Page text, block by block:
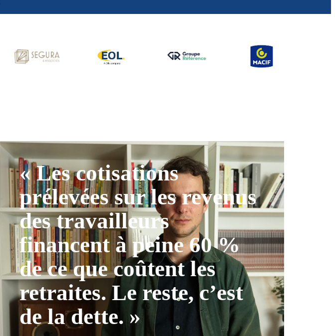
« Les cotisations
prélevées sur les revenus
des travailleurs
financent à peine 60 %
de ce que coûtent les
retraites. Le reste, c’est
de la dette. »